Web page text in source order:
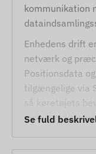
kommunikation
Enhedens drift
netværk og
Positionsdata
tilgængelige via
indbyggede
sensorer,
Se fuld